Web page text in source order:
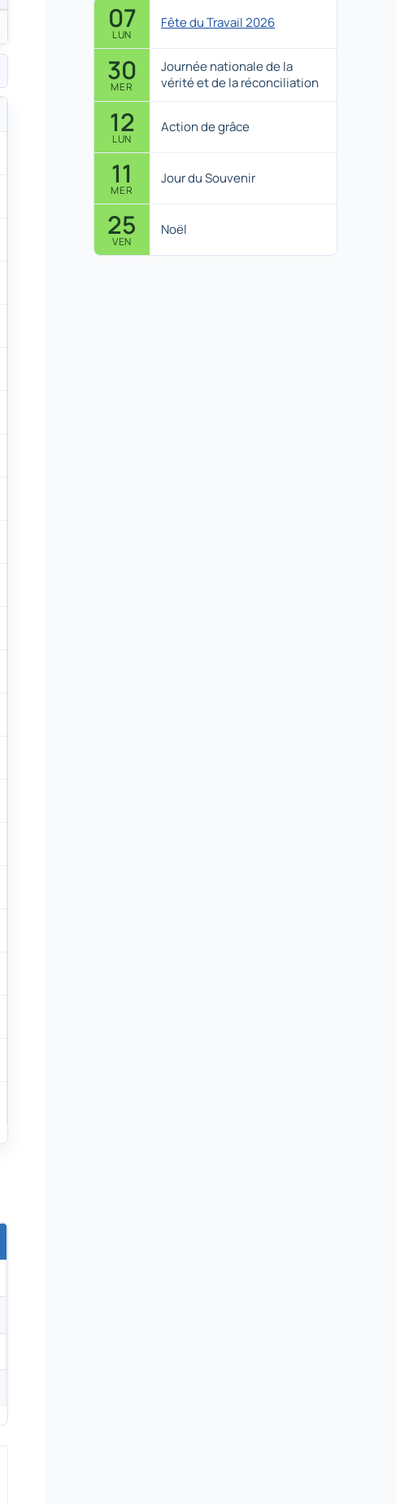
07
LUN
Fête du Travail 2026
30
MER
Journée nationale de la
vérité et de la réconciliation
12
LUN
Action de grâce
11
MER
Jour du Souvenir
25
VEN
Noël